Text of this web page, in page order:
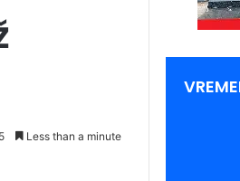
Less than a minute